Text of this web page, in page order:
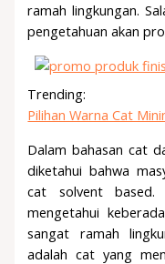
ramah lingkungan.
pengetahuan akan
Trending:
Pilihan Warna Cat
Dalam bahasan cat
diketahui bahwa
cat solvent based.
mengetahui
sangat ramah
adalah cat yang